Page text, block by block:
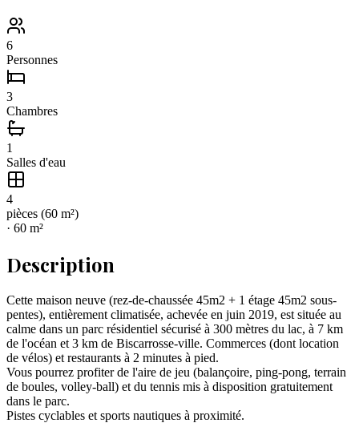
6
Personnes
3
Chambres
1
Salles d'eau
4
pièces (60 m²)
· 60 m²
Description
Cette maison neuve (rez-de-chaussée 45m2 + 1 étage 45m2 sous-
pentes), entièrement climatisée, achevée en juin 2019, est située au
calme dans un parc résidentiel sécurisé à 300 mètres du lac, à 7 km
de l'océan et 3 km de Biscarrosse-ville. Commerces (dont location
de vélos) et restaurants à 2 minutes à pied.
Vous pourrez profiter de l'aire de jeu (balançoire, ping-pong, terrain
de boules, volley-ball) et du tennis mis à disposition gratuitement
dans le parc.
Pistes cyclables et sports nautiques à proximité.